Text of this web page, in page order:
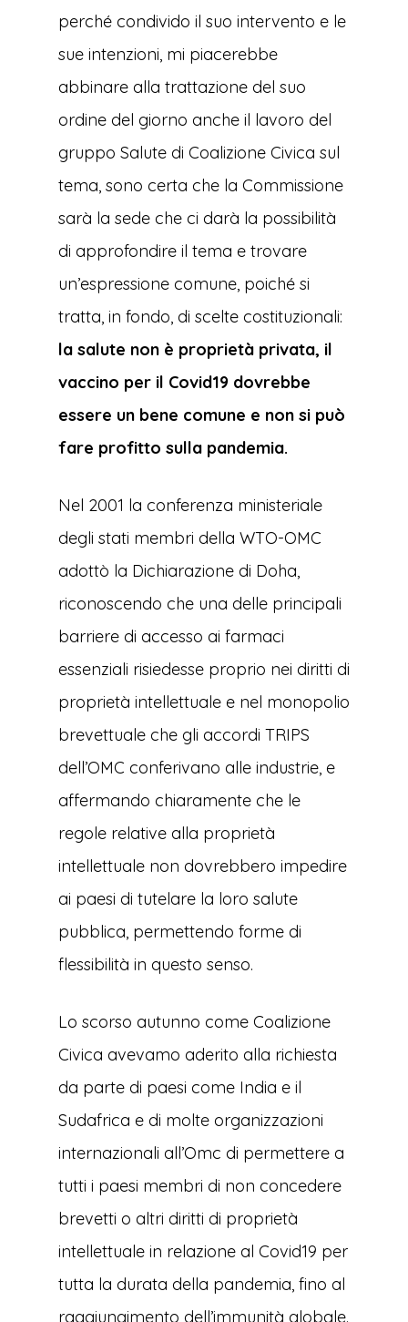
perché condivido il suo intervento e le
sue intenzioni, mi piacerebbe
abbinare alla trattazione del suo
ordine del giorno anche il lavoro del
gruppo Salute di Coalizione Civica sul
tema, sono certa che la Commissione
sarà la sede che ci darà la possibilità
di approfondire il tema e trovare
un’espressione comune, poiché si
tratta, in fondo, di scelte costituzionali:
la salute non è proprietà privata, il
vaccino per il Covid19 dovrebbe
essere un bene comune e non si può
fare profitto sulla pandemia.
Nel 2001 la conferenza ministeriale
degli stati membri della WTO-OMC
adottò la Dichiarazione di Doha,
riconoscendo che una delle principali
barriere di accesso ai farmaci
essenziali risiedesse proprio nei diritti di
proprietà intellettuale e nel monopolio
brevettuale che gli accordi TRIPS
dell’OMC conferivano alle industrie, e
affermando chiaramente che le
regole relative alla proprietà
intellettuale non dovrebbero impedire
ai paesi di tutelare la loro salute
pubblica, permettendo forme di
flessibilità in questo senso.
Lo scorso autunno come Coalizione
Civica avevamo aderito alla richiesta
da parte di paesi come India e il
Sudafrica e di molte organizzazioni
internazionali all’Omc di permettere a
tutti i paesi membri di non concedere
brevetti o altri diritti di proprietà
intellettuale in relazione al Covid19 per
tutta la durata della pandemia, fino al
raggiungimento dell’immunità globale.